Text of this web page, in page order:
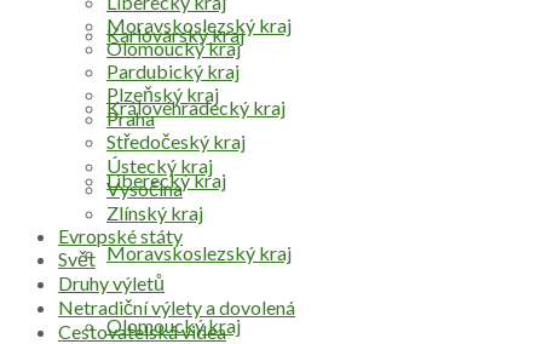
Karlovarský kraj
Královéhradecký kraj
Liberecký kraj
Moravskoslezský kraj
Olomoucký kraj
Moravskoslezský kraj
Olomoucký kraj
Pardubický kraj
Plzeňský kraj
Praha
Středočeský kraj
Ústecký kraj
Vysočina
Zlínský kraj
Evropské státy
Svět
Druhy výletů
Netradiční výlety a dovolená
Cestovatelská videa